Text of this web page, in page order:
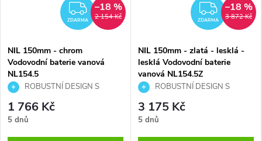
ZDARMA
ZDARMA 2 154 Kč
–18 %
NIL 150mm - chrom
Vodovodní baterie vanová
NL154.5
ROBUSTNÍ DESIGN S
EFEKTNÍM RAMÍNKEM
1 766 Kč
5 dnů
ZDARMA 3 872 Kč
–18 %
NIL 150mm - zlatá - lesklá -
lesklá Vodovodní baterie
vanová NL154.5Z
ROBUSTNÍ DESIGN S
EFEKTNÍM RAMÍNKEM
3 175 Kč
5 dnů